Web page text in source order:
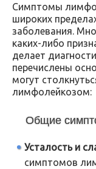
Симптомы
широких
заболевания.
каких-либо
делает
перечислены
могут
лимфолейкозом:
Общие
Усталость и
симптомов